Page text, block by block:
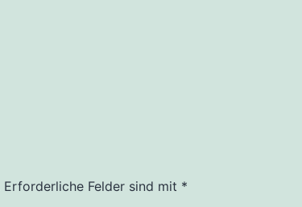
Erforderliche Felder sind mit *